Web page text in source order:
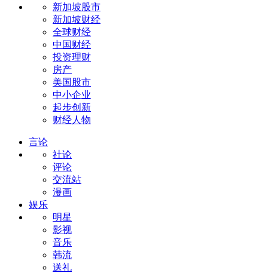
新加坡股市
新加坡财经
全球财经
中国财经
投资理财
房产
美国股市
中小企业
起步创新
财经人物
言论
社论
评论
交流站
漫画
娱乐
明星
影视
音乐
韩流
送礼